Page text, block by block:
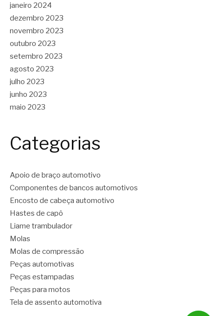
janeiro 2024
dezembro 2023
novembro 2023
outubro 2023
setembro 2023
agosto 2023
julho 2023
junho 2023
maio 2023
Categorias
Apoio de braço automotivo
Componentes de bancos automotivos
Encosto de cabeça automotivo
Hastes de capô
Liame trambulador
Molas
Molas de compressão
Peças automotivas
Peças estampadas
Peças para motos
Tela de assento automotiva